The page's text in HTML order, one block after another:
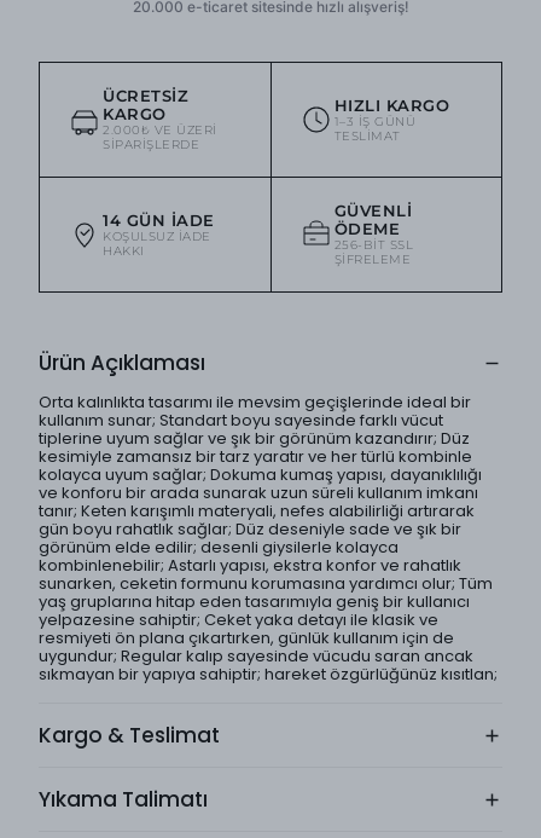
ÜCRETSIZ
KARGO
2.000₺ VE ÜZERI
SIPARIŞLERDE
HIZLI KARGO
1–3 IŞ GÜNÜ
TESLIMAT
14 GÜN İADE
KOŞULSUZ IADE
HAKKI
GÜVENLI
ÖDEME
256-BIT SSL
ŞIFRELEME
Ürün Açıklaması
Orta kalınlıkta tasarımı ile mevsim geçişlerinde ideal bir
kullanım sunar; Standart boyu sayesinde farklı vücut
tiplerine uyum sağlar ve şık bir görünüm kazandırır; Düz
kesimiyle zamansız bir tarz yaratır ve her türlü kombinle
kolayca uyum sağlar; Dokuma kumaş yapısı, dayanıklılığı
ve konforu bir arada sunarak uzun süreli kullanım imkanı
tanır; Keten karışımlı materyali, nefes alabilirliği artırarak
gün boyu rahatlık sağlar; Düz deseniyle sade ve şık bir
görünüm elde edilir; desenli giysilerle kolayca
kombinlenebilir; Astarlı yapısı, ekstra konfor ve rahatlık
sunarken, ceketin formunu korumasına yardımcı olur; Tüm
yaş gruplarına hitap eden tasarımıyla geniş bir kullanıcı
yelpazesine sahiptir; Ceket yaka detayı ile klasik ve
resmiyeti ön plana çıkartırken, günlük kullanım için de
uygundur; Regular kalıp sayesinde vücudu saran ancak
sıkmayan bir yapıya sahiptir; hareket özgürlüğünüz kısıtlan;
Kargo & Teslimat
Yıkama Talimatı